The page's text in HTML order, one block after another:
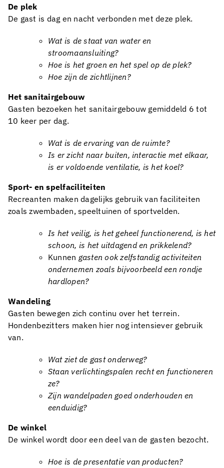
De plek
De gast is dag en nacht verbonden met deze plek.
Wat is de staat van water en
stroomaansluiting?
Hoe is het groen en het spel op de plek?
Hoe zijn de zichtlijnen?
Het sanitairgebouw
Gasten bezoeken het sanitairgebouw gemiddeld 6 tot
10 keer per dag.
Wat is de ervaring van de ruimte?
Is er zicht naar buiten, interactie met elkaar,
is er voldoende ventilatie, is het koel?
Sport- en spelfaciliteiten
Recreanten maken dagelijks gebruik van faciliteiten
zoals zwembaden, speeltuinen of sportvelden.
Is het veilig, is het geheel functionerend, is het
schoon, is het uitdagend en prikkelend?
Kunnen gasten ook zelfstandig activiteiten
ondernemen zoals bijvoorbeeld een rondje
hardlopen?
Wandeling
Gasten bewegen zich continu over het terrein.
Hondenbezitters maken hier nog intensiever gebruik
van.
Wat ziet de gast onderweg?
Staan verlichtingspalen recht en functioneren
ze?
Zijn wandelpaden goed onderhouden en
eenduidig?
De winkel
De winkel wordt door een deel van de gasten bezocht.
Hoe is de presentatie van producten?